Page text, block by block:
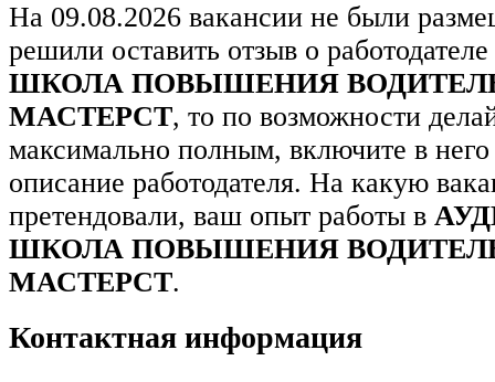
На 09.08.2026 вакансии не были
решили оставить отзыв о работодателе
ШКОЛА ПОВЫШЕНИЯ
МАСТЕРСТ, то по возможности
максимально полным, включите в
описание работодателя. На какую
претендовали, ваш опыт работы в
ШКОЛА ПОВЫШЕНИЯ
МАСТЕРСТ.
Контактная информация